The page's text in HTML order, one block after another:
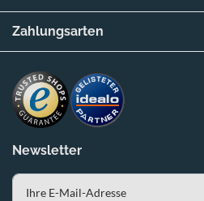
Newsletter
Zahlungsarten